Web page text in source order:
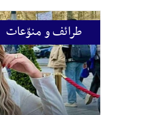
طرائف و منوّعات